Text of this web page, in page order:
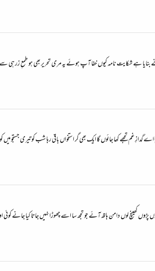
نے بنایا ہے شکایت نامہ کیوں خفا آپ ہوئے یہ مری تحریر بھی ہو طمعِ زر
غم تجھے کھا جائوں گا ایک بھی گر استخواں باقی رہا شب کو تیری جستجو
کھینچ لوں دامن ہاتھ آئے جو تجھ سا اسے چھوڑا نہیں جاتا کیا جانے